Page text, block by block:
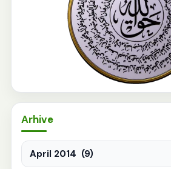
Arhive
Arhive